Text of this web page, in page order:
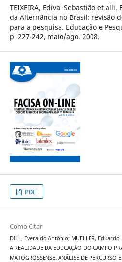
TEIXEIRA, Edival Sebastião et alli.
da Alternância no Brasil: revisão
para a pesquisa. Educação e
p. 227-242, maio/ago. 2008.
PDF
Como Citar
DILL, Everaldo Antônio; MUELLER,
A REALIDADE DA EDUCAÇÃO DO CAMPO
MATOGROSSENSE: ANÁLISE DE PERCURSO